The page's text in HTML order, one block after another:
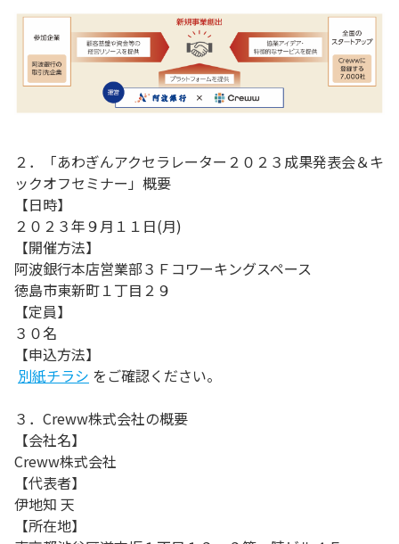
２．「あわぎんアクセラレーター２０２３成果発表会＆キ
ックオフセミナー」概要
【日時】
２０２３年９月１１日(月)
【開催方法】
阿波銀行本店営業部３Ｆコワーキングスペース
徳島市東新町１丁目２９
【定員】
３０名
【申込方法】
別紙チラシ をご確認ください。
３．Creww株式会社の概要
【会社名】
Creww株式会社
【代表者】
伊地知 天
【所在地】